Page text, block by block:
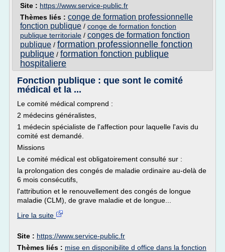
Site : https://www.service-public.fr
Thèmes liés : conge de formation professionnelle
fonction publique / conge de formation fonction
publique territoriale / conges de formation fonction
publique / formation professionnelle fonction
publique / formation fonction publique
hospitaliere
Fonction publique : que sont le comité
médical et la ...
Le comité médical comprend :
2 médecins généralistes,
1 médecin spécialiste de l'affection pour laquelle l'avis du
comité est demandé.
Missions
Le comité médical est obligatoirement consulté sur :
la prolongation des congés de maladie ordinaire au-delà de
6 mois consécutifs,
l'attribution et le renouvellement des congés de longue
maladie (CLM), de grave maladie et de longue...
Lire la suite
Site : https://www.service-public.fr
Thèmes liés : mise en disponibilite d office dans la fonction